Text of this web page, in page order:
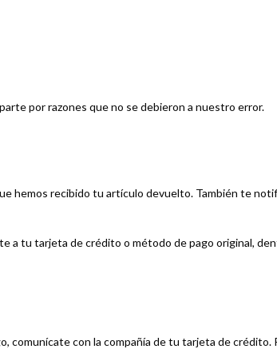
por razones que no se debieron a nuestro error.
hemos recibido tu artículo devuelto. También te
a tu tarjeta de crédito o método de pago original,
comunícate con la compañía de tu tarjeta de